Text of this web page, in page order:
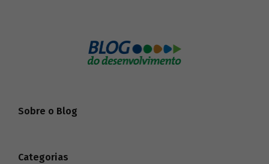
Sobre o Blog
Categorias